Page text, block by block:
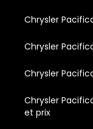
Chrysler
Chrysler
Chrysler
Chrysler
et prix